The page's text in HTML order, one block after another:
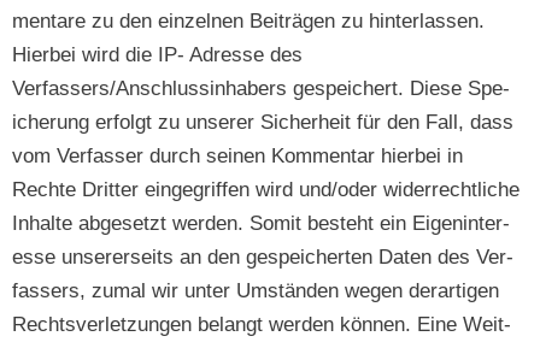
mentare zu den einzel­nen Beiträ­gen zu hin­ter­lassen.
Hier­bei wird die IP- Adresse des
Verfassers/Anschlussinhabers gespe­ichert. Diese Spe­
icherung erfol­gt zu unser­er Sicher­heit für den Fall, dass
vom Ver­fass­er durch seinen Kom­men­tar hier­bei in
Rechte Drit­ter einge­grif­f­en wird und/oder wider­rechtliche
Inhalte abge­set­zt wer­den. Somit beste­ht ein Eigen­in­ter­
esse unser­er­seits an den gespe­icherten Dat­en des Ver­
fassers, zumal wir unter Umstän­den wegen der­ar­ti­gen
Rechtsver­let­zun­gen belangt wer­den kön­nen. Eine Weit­